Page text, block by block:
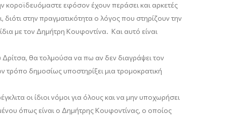
κοροϊδευόμαστε εφόσον έχουν περάσει και αρκετές
διότι στην πραγματικότητα ο λόγος που στηρίζουν την
με τον Δημήτρη Κουφοντίνα. Και αυτό είναι
Δρίτσα, θα τολμούσα να πω αν δεν διαγράψει τον
τρόπο δημοσίως υποστηρίξει μια τρομοκρατική
οι ίδιοι νόμοι για όλους και να μην υποχωρήσει
όπως είναι ο ΔημήτρηςΚουφοντίνας, ο οποίος